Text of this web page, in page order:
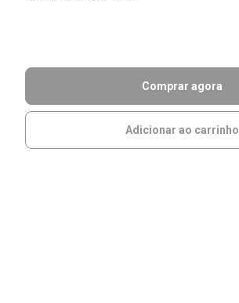
Comprar agora
Adicionar ao carrinho